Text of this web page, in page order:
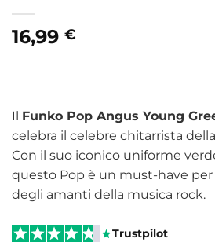
16,99 €
Il Funko Pop Angus Young
celebra il celebre chitarrista
Con il suo iconico uniforme
questo Pop è un must-have per
degli amanti della musica rock.
Trustpilot